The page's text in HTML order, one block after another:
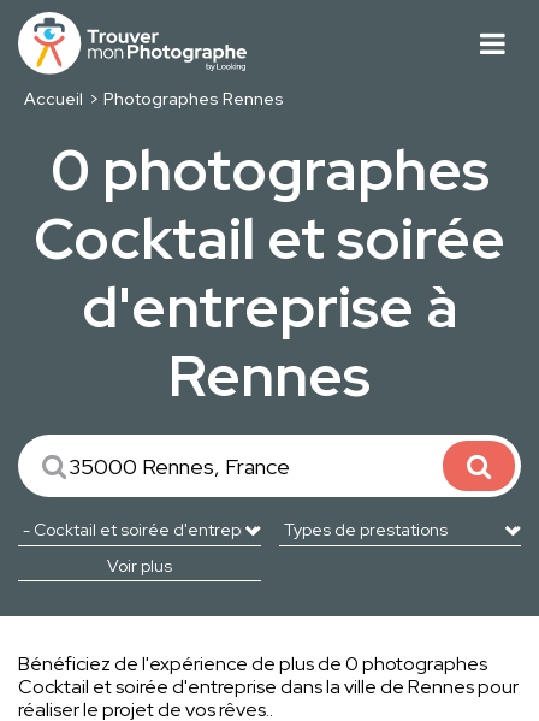
Accueil Photographes Rennes
0 photographes
Cocktail et soirée
d'entreprise à
Rennes
Voir plus
Bénéficiez de l'expérience de plus de 0 photographes
Cocktail et soirée d'entreprise dans la ville de Rennes pour
réaliser le projet de vos rêves..